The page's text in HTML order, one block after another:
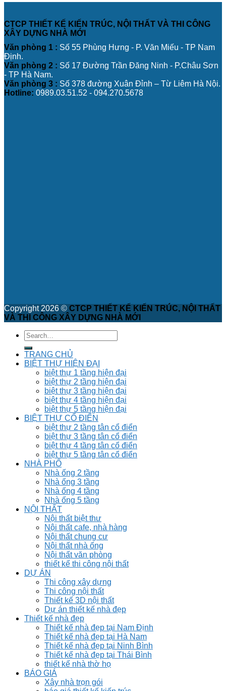
CTCP THIẾT KẾ KIẾN TRÚC, NỘI THẤT VÀ THI CÔNG
XÂY DỰNG NHÀ MỚI
Văn phòng 1 : Số 55 Phùng Hưng - P. Văn Miếu - TP Nam
Định.
Văn phòng 2 : Số 17 Đường Trần Đăng Ninh - P.Châu Sơn
- TP Hà Nam.
Văn phòng 3 : Số 378 đường Xuân Đỉnh – Từ Liêm Hà Nội.
Hotline: 0989.03.51.52 - 094.270.5678
Copyright 2026 © CTCP THIẾT KẾ KIẾN TRÚC, NỘI THẤT
VÀ THI CÔNG XÂY DỰNG NHÀ MỚI
TRANG CHỦ
BIỆT THỰ HIỆN ĐẠI
biệt thự 1 tầng hiện đại
biệt thự 2 tầng hiện đại
biệt thự 3 tầng hiện đại
biệt thự 4 tầng hiện đại
biệt thự 5 tầng hiện đại
BIỆT THỰ CỔ ĐIỂN
biệt thự 2 tầng tân cổ điển
biệt thự 3 tầng tân cổ điển
biệt thự 4 tầng tân cổ điển
biệt thự 5 tầng tân cổ điển
NHÀ PHỐ
Nhà ống 2 tầng
Nhà ống 3 tầng
Nhà ống 4 tầng
Nhà ống 5 tầng
NỘI THẤT
Nội thất biệt thư
Nội thất cafe, nhà hàng
Nội thất chung cư
Nội thất nhà ống
Nội thất văn phòng
thiết kế thi công nội thất
DỰ ÁN
Thi công xây dựng
Thi công nội thất
Thiết kế 3D nội thất
Dự án thiết kế nhà đẹp
Thiết kế nhà đẹp
Thiết kế nhà đẹp tại Nam Định
Thiết kế nhà đẹp tại Hà Nam
Thiết kế nhà đẹp tại Ninh Bình
Thiết kế nhà đẹp tại Thái Bình
thiết kế nhà thờ họ
BÁO GIÁ
Xây nhà trọn gói